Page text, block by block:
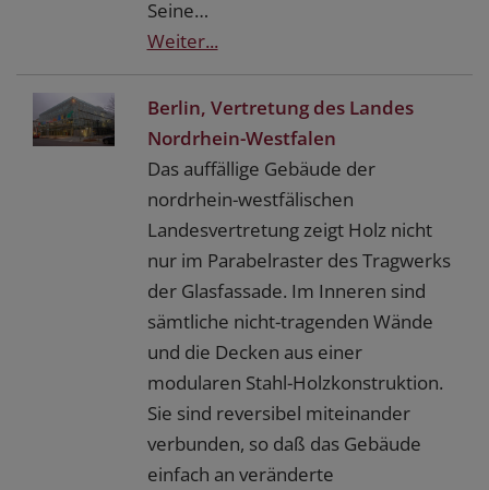
Seine…
Weiter...
Berlin, Vertretung des Landes
Nordrhein-Westfalen
Das auffällige Gebäude der
nordrhein-westfälischen
Landesvertretung zeigt Holz nicht
nur im Parabelraster des Tragwerks
der Glasfassade. Im Inneren sind
sämtliche nicht-tragenden Wände
und die Decken aus einer
modularen Stahl-Holzkonstruktion.
Sie sind reversibel miteinander
verbunden, so daß das Gebäude
einfach an veränderte